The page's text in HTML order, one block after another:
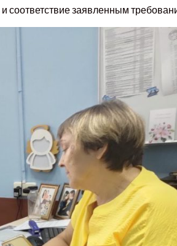
и соответствие заявленным